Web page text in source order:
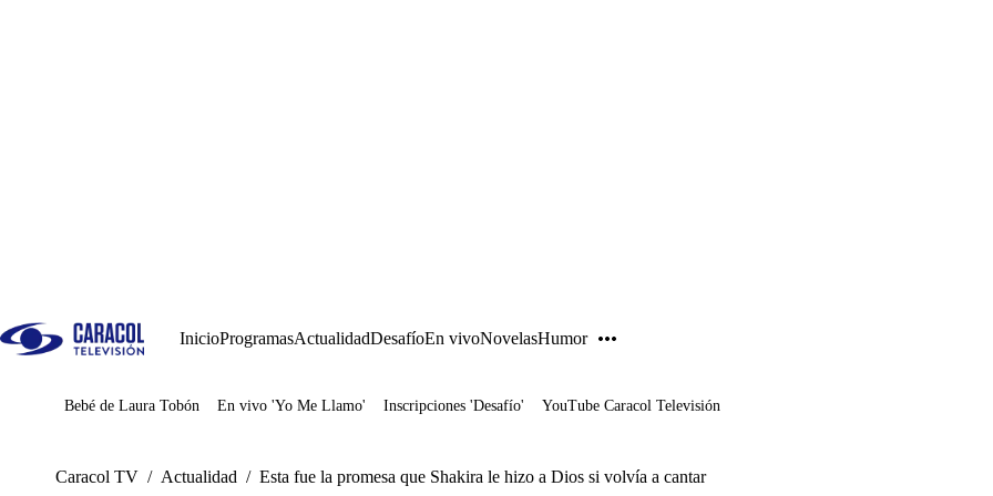
InicioProgramasActualidadDesafíoEn vivoNovelasHumor
Juegos
Bebé de Laura Tobón En vivo 'Yo Me Llamo' Inscripciones 'Desafío' YouTube Caracol Televisión
Caracol TV / Actualidad / Esta fue la promesa que Shakira le hizo a Dios si volvía a cantar